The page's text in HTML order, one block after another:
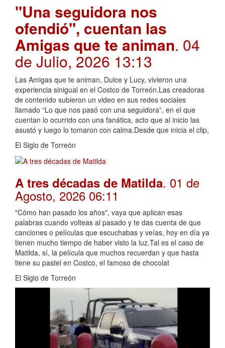
"Una seguidora nos
ofendió", cuentan las
Amigas que te animan. 04
de Julio, 2026 13:13
Las Amigas que te animan, Dulce y Lucy, vivieron una
experiencia sinigual en el Costco de Torreón.Las creadoras
de contenido subieron un video en sus redes sociales
llamado “Lo que nos pasó con una seguidora”, en el que
cuentan lo ocurrido con una fanática, acto que al inicio las
asustó y luego lo tomaron con calma.Desde que inicia el clip,
El Siglo de Torreón
A tres décadas de Matilda. 01 de
Agosto, 2026 06:11
"Cómo han pasado los años", vaya que aplican esas
palabras cuando volteas al pasado y te das cuenta de que
canciones o películas que escuchabas y veías, hoy en día ya
tienen mucho tiempo de haber visto la luz.Tal es el caso de
Matilda, sí, la película que muchos recuerdan y que hasta
tiene su pastel en Costco, el famoso de chocolat
El Siglo de Torreón